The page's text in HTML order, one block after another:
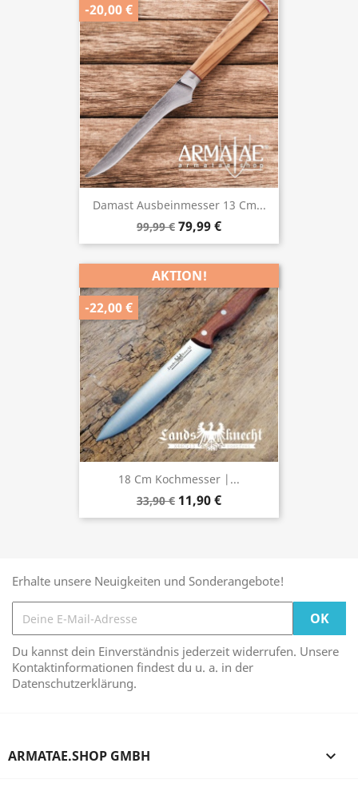
Damast Ausbeinmesser 13 Cm...
99,99 € 79,99 €
-20,00 €
18 Cm Kochmesser |...
33,90 € 11,90 €
AKTION!
-22,00 €
Erhalte unsere Neuigkeiten und Sonderangebote!
Du kannst dein Einverständnis jederzeit widerrufen. Unsere
Kontaktinformationen findest du u. a. in der
Datenschutzerklärung.
ARMATAE.SHOP GMBH 